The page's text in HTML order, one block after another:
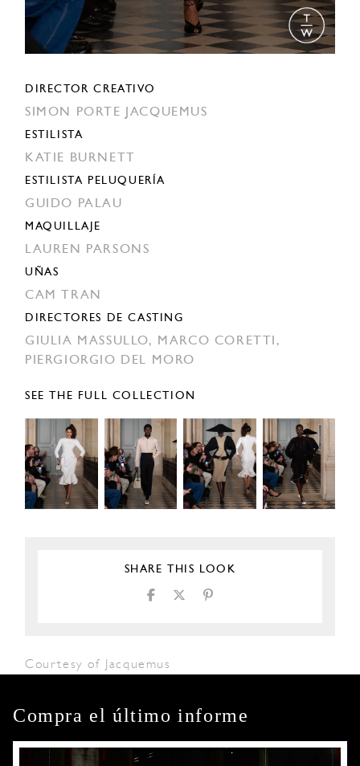
DIRECTOR CREATIVO
SIMON PORTE JACQUEMUS
ESTILISTA
KATIE BURNETT
ESTILISTA PELUQUERÍA
GUIDO PALAU
MAQUILLAJE
LAUREN PARSONS
UÑAS
CAM TRAN
DIRECTORES DE CASTING
GIULIA MASSULLO,
MARCO CORETTI,
PIERGIORGIO DEL MORO
SEE THE FULL COLLECTION
SHARE THIS LOOK
Courtesy of Jacquemus
Compra el último informe